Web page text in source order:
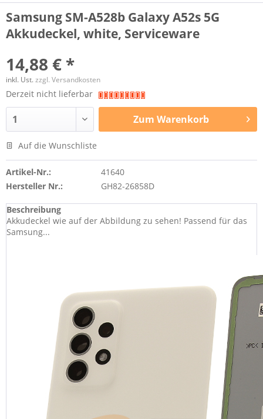
Samsung SM-A528b Galaxy A52s 5G
Akkudeckel, white, Serviceware
14,88 € *
inkl. Ust.zzgl. Versandkosten
Derzeit nicht lieferbar
Zum Warenkorb
Auf die Wunschliste
Artikel-Nr.:
41640
Hersteller Nr.:
GH82-26858D
Beschreibung
Akkudeckel wie auf der Abbildung zu sehen! Passend für das
Samsung...